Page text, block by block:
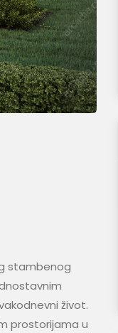
stambenog
život.
prostorijama u